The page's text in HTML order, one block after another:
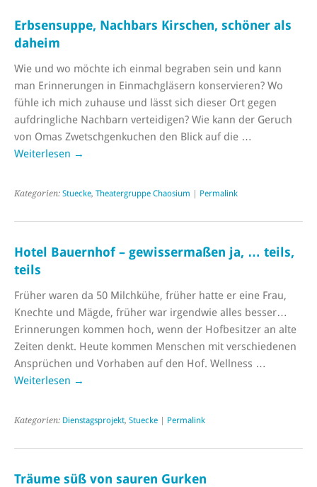
Erbsensuppe, Nachbars Kirschen, schöner als
daheim
Wie und wo möchte ich einmal begraben sein und kann
man Erinnerungen in Einmachgläsern konservieren? Wo
fühle ich mich zuhause und lässt sich dieser Ort gegen
aufdringliche Nachbarn verteidigen? Wie kann der Geruch
von Omas Zwetschgenkuchen den Blick auf die …
Weiterlesen →
Kategorien: Stuecke, Theatergruppe Chaosium | Permalink
Hotel Bauernhof – gewissermaßen ja, … teils,
teils
Früher waren da 50 Milchkühe, früher hatte er eine Frau,
Knechte und Mägde, früher war irgendwie alles besser…
Erinnerungen kommen hoch, wenn der Hofbesitzer an alte
Zeiten denkt. Heute kommen Menschen mit verschiedenen
Ansprüchen und Vorhaben auf den Hof. Wellness …
Weiterlesen →
Kategorien: Dienstagsprojekt, Stuecke | Permalink
Träume süß von sauren Gurken